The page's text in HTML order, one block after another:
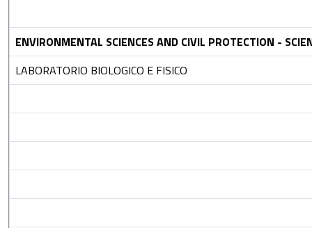
ENVIRONMENTAL SCIENCES AND CIVIL PROTECTION -
LABORATORIO BIOLOGICO E FISICO